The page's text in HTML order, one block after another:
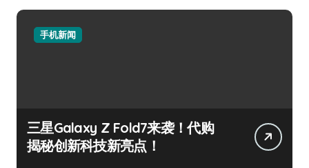
手机新闻
三星Galaxy Z Fold7来袭！代购
揭秘创新科技新亮点！